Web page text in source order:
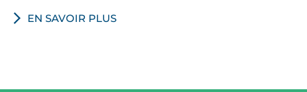
EN SAVOIR PLUS